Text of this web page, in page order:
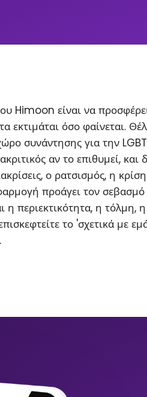
Himoon είναι να
εκτιμάται όσο φαίνεται.
συνάντησης για την
αν το επιθυμεί,
ο ρατσισμός, η
προάγει τον σεβασμό
η περιεκτικότητα, η
το 'σχετικά με